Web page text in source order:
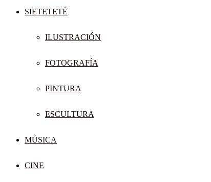
SIETETETÉ
ILUSTRACIÓN
FOTOGRAFÍA
PINTURA
ESCULTURA
MÚSICA
CINE